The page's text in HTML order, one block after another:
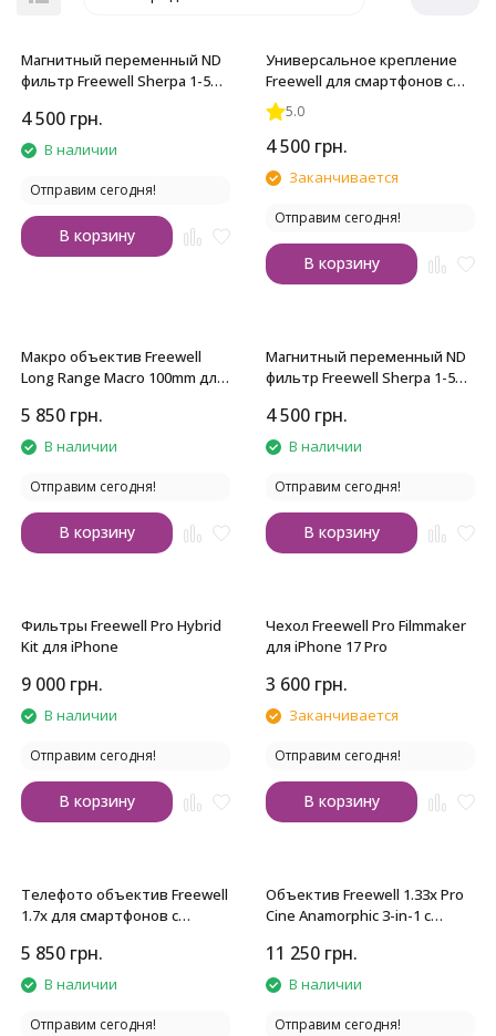
Магнитный переменный ND
фильтр Freewell Sherpa 1-5
4 500 грн.
В наличии
Отправим сегодня!
В корзину
Универсальное крепление
Freewell для смартфонов с
bluetooth селфи-палкой
5.0
4 500 грн.
Заканчивается
Отправим сегодня!
В корзину
Макро объектив Freewell
Long Range Macro 100mm для
байонетом 17mm
5 850 грн.
В наличии
Отправим сегодня!
В корзину
Магнитный переменный ND
фильтр Freewell Sherpa 1-5
для iPhone
4 500 грн.
В наличии
Отправим сегодня!
В корзину
Фильтры Freewell Pro Hybrid
Kit для iPhone
9 000 грн.
В наличии
Отправим сегодня!
В корзину
Чехол Freewell Pro Filmmaker
для iPhone 17 Pro
3 600 грн.
Заканчивается
Отправим сегодня!
В корзину
Телефото объектив Freewell
1.7x для смартфонов с
5 850 грн.
В наличии
Отправим сегодня!
Объектив Freewell 1.33x Pro
Cine Anamorphic 3-in-1 с
11 250 грн.
В наличии
Отправим сегодня!